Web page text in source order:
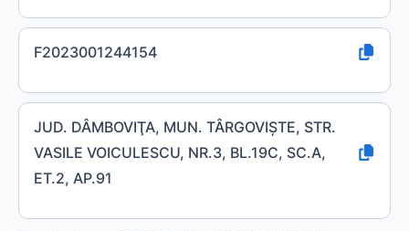
F2023001244154
JUD. DÂMBOVIŢA, MUN. TÂRGOVIŞTE, STR.
VASILE VOICULESCU, NR.3, BL.19C, SC.A,
ET.2, AP.91